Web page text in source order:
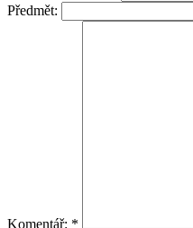
Předmět:
Komentář: *